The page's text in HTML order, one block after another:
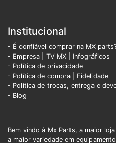
Institucional
- É confiável comprar na MX
- Empresa
TV MX
Infográficos
- Política de privacidade
- Política de compra | Fidelidade
- Política de trocas, entrega e
- Blog
Bem vindo à Mx Parts, a maior
a maior variedade em